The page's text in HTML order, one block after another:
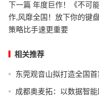
下一篇 年度巨作！《不可
作,风靡全国！放下你的键
策略比手速更重要
相关推荐
东莞观音山拟打造全国首
成都奥麦拓：以数据智